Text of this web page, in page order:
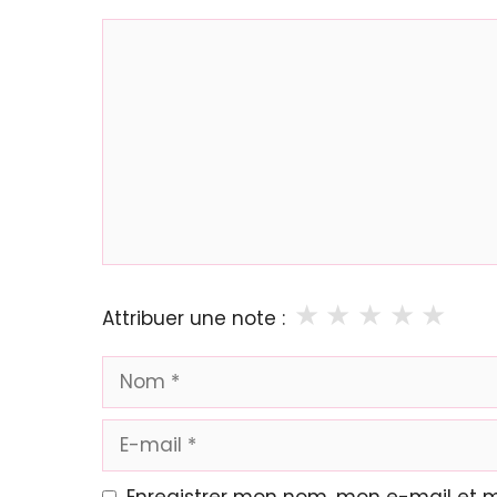
Attribuer une note : ★
★
★
★
★
Nom